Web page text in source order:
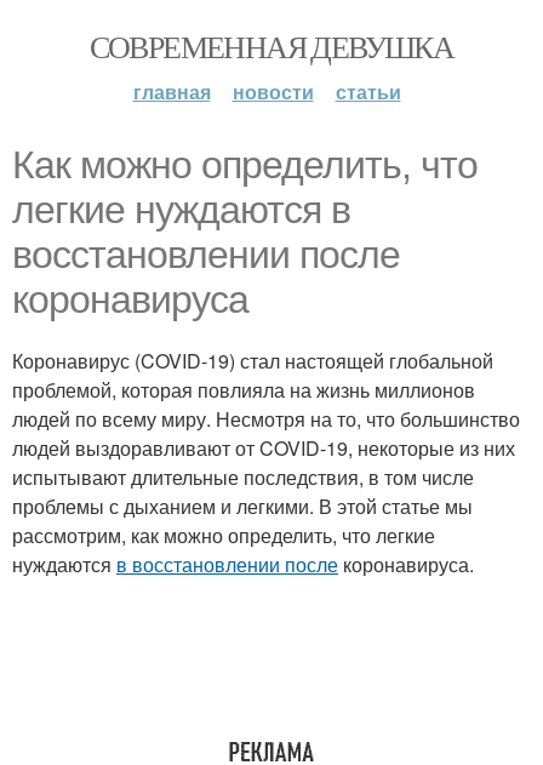
СОВРЕМЕННАЯ ДЕВУШКА
главная новости статьи
Как можно определить, что
легкие нуждаются в
восстановлении после
коронавируса
Коронавирус (COVID-19) стал настоящей глобальной
проблемой, которая повлияла на жизнь миллионов
людей по всему миру. Несмотря на то, что большинство
людей выздоравливают от COVID-19, некоторые из них
испытывают длительные последствия, в том числе
проблемы с дыханием и легкими. В этой статье мы
рассмотрим, как можно определить, что легкие
нуждаются в восстановлении после коронавируса.